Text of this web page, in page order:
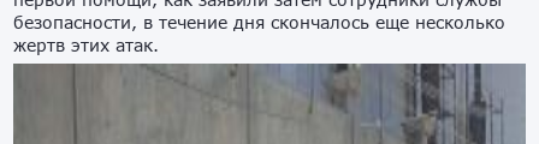
безопасности, в течение дня скончалось еще несколько
жертв этих атак.